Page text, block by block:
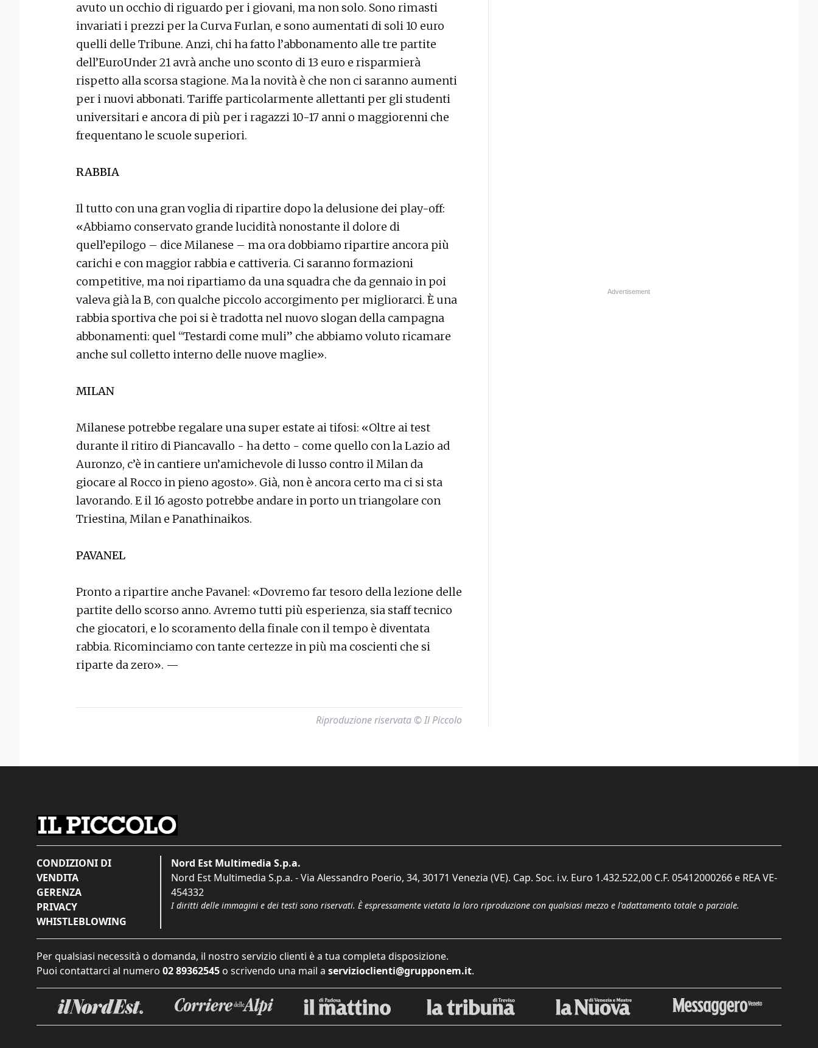
avuto un occhio di riguardo per i giovani, ma non solo. Sono rimasti
invariati i prezzi per la Curva Furlan, e sono aumentati di soli 10 euro
quelli delle Tribune. Anzi, chi ha fatto l’abbonamento alle tre partite
dell’EuroUnder 21 avrà anche uno sconto di 13 euro e risparmierà
rispetto alla scorsa stagione. Ma la novità è che non ci saranno aumenti
per i nuovi abbonati. Tariffe particolarmente allettanti per gli studenti
universitari e ancora di più per i ragazzi 10-17 anni o maggiorenni che
frequentano le scuole superiori.
RABBIA
Il tutto con una gran voglia di ripartire dopo la delusione dei play-off:
«Abbiamo conservato grande lucidità nonostante il dolore di
quell’epilogo – dice Milanese – ma ora dobbiamo ripartire ancora più
carichi e con maggior rabbia e cattiveria. Ci saranno formazioni
competitive, ma noi ripartiamo da una squadra che da gennaio in poi
valeva già la B, con qualche piccolo accorgimento per migliorarci. È una
rabbia sportiva che poi si è tradotta nel nuovo slogan della campagna
abbonamenti: quel “Testardi come muli” che abbiamo voluto ricamare
anche sul colletto interno delle nuove maglie».
MILAN
Milanese potrebbe regalare una super estate ai tifosi: «Oltre ai test
durante il ritiro di Piancavallo - ha detto - come quello con la Lazio ad
Auronzo, c’è in cantiere un’amichevole di lusso contro il Milan da
giocare al Rocco in pieno agosto». Già, non è ancora certo ma ci si sta
lavorando. E il 16 agosto potrebbe andare in porto un triangolare con
Triestina, Milan e Panathinaikos.
PAVANEL
Pronto a ripartire anche Pavanel: «Dovremo far tesoro della lezione delle
partite dello scorso anno. Avremo tutti più esperienza, sia staff tecnico
che giocatori, e lo scoramento della finale con il tempo è diventata
rabbia. Ricominciamo con tante certezze in più ma coscienti che si
riparte da zero». —
Riproduzione riservata © Il Piccolo
CONDIZIONI DI
VENDITA
GERENZA
PRIVACY
WHISTLEBLOWING
Nord Est Multimedia S.p.a.
Nord Est Multimedia S.p.a. - Via Alessandro Poerio, 34, 30171 Venezia (VE). Cap. Soc. i.v. Euro 1.432.522,00 C.F. 05412000266 e REA VE-
454332
I diritti delle immagini e dei testi sono riservati. È espressamente vietata la loro riproduzione con qualsiasi mezzo e l'adattamento totale o parziale.
Per qualsiasi necessità o domanda, il nostro servizio clienti è a tua completa disposizione.
Puoi contattarci al numero 02 89362545 o scrivendo una mail a servizioclienti@grupponem.it.